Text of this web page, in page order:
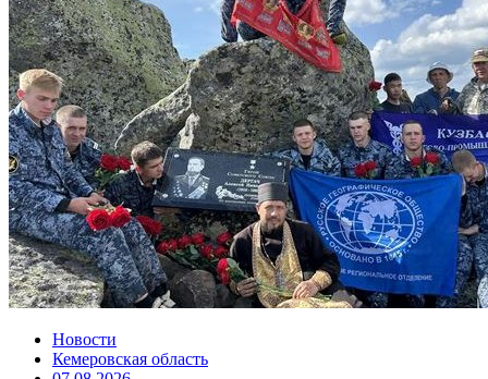
Новости
Кемеровская область